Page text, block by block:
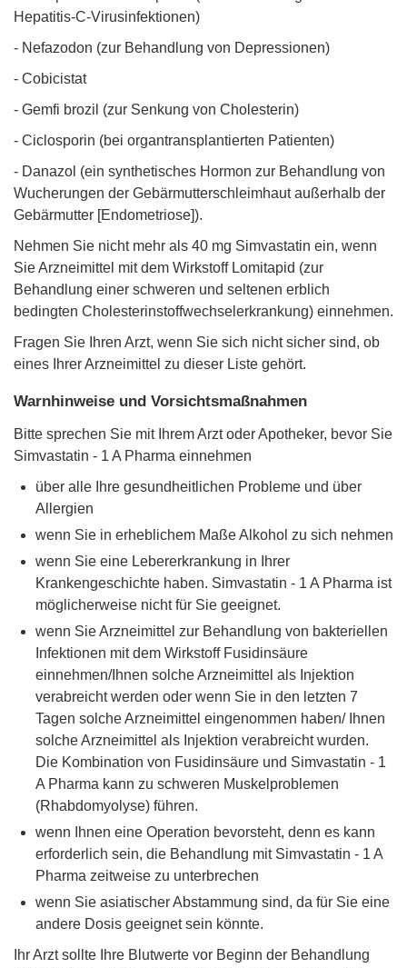
Hepatitis-C-Virusinfektionen)
- Nefazodon (zur Behandlung von Depressionen)
- Cobicistat
- Gemfi brozil (zur Senkung von Cholesterin)
- Ciclosporin (bei organtransplantierten Patienten)
- Danazol (ein synthetisches Hormon zur Behandlung von
Wucherungen der Gebärmutterschleimhaut außerhalb der
Gebärmutter [Endometriose]).
Nehmen Sie nicht mehr als 40 mg Simvastatin ein, wenn
Sie Arzneimittel mit dem Wirkstoff Lomitapid (zur
Behandlung einer schweren und seltenen erblich
bedingten Cholesterinstoffwechselerkrankung) einnehmen.
Fragen Sie Ihren Arzt, wenn Sie sich nicht sicher sind, ob
eines Ihrer Arzneimittel zu dieser Liste gehört.
Warnhinweise und Vorsichtsmaßnahmen
Bitte sprechen Sie mit Ihrem Arzt oder Apotheker, bevor Sie
Simvastatin - 1 A Pharma einnehmen
über alle Ihre gesundheitlichen Probleme und über
Allergien
wenn Sie in erheblichem Maße Alkohol zu sich nehmen
wenn Sie eine Lebererkrankung in Ihrer
Krankengeschichte haben. Simvastatin - 1 A Pharma ist
möglicherweise nicht für Sie geeignet.
wenn Sie Arzneimittel zur Behandlung von bakteriellen
Infektionen mit dem Wirkstoff Fusidinsäure
einnehmen/Ihnen solche Arzneimittel als Injektion
verabreicht werden oder wenn Sie in den letzten 7
Tagen solche Arzneimittel eingenommen haben/ Ihnen
solche Arzneimittel als Injektion verabreicht wurden.
Die Kombination von Fusidinsäure und Simvastatin - 1
A Pharma kann zu schweren Muskelproblemen
(Rhabdomyolyse) führen.
wenn Ihnen eine Operation bevorsteht, denn es kann
erforderlich sein, die Behandlung mit Simvastatin - 1 A
Pharma zeitweise zu unterbrechen
wenn Sie asiatischer Abstammung sind, da für Sie eine
andere Dosis geeignet sein könnte.
Ihr Arzt sollte Ihre Blutwerte vor Beginn der Behandlung